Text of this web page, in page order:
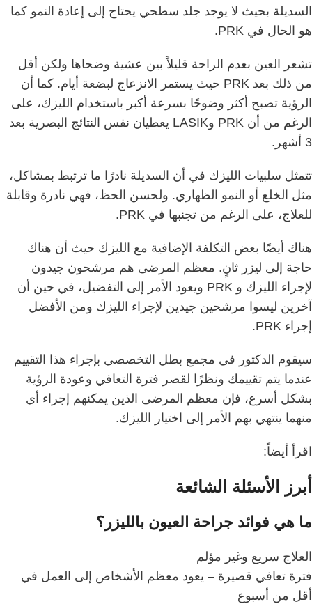
السديلة بحيث لا يوجد جلد سطحي يحتاج إلى إعادة النمو كما
هو الحال في PRK.
تشعر العين بعدم الراحة قليلاً بين عشية وضحاها ولكن أقل
من ذلك بعد PRK حيث يستمر الانزعاج لبضعة أيام.
كما أن
الرؤية تصبح أكثر وضوحًا بسرعة أكبر باستخدام الليزك، على
الرغم من أن PRK وLASIK يعطيان نفس النتائج البصرية بعد
3 أشهر.
تتمثل سلبيات الليزك في أن السديلة نادرًا ما ترتبط بمشاكل،
مثل الخلع أو النمو الظهاري. ولحسن الحظ، فهي نادرة وقابلة
للعلاج، على الرغم من تجنبها في PRK.
هناك أيضًا بعض التكلفة الإضافية مع الليزك حيث أن هناك
حاجة إلى ليزر ثانٍ. معظم المرضى هم مرشحون جيدون
لإجراء الليزك و PRK ويعود الأمر إلى التفضيل، في حين أن
آخرين ليسوا مرشحين جيدين لإجراء الليزك ومن الأفضل
إجراء PRK.
سيقوم الدكتور في مجمع بطل التخصصي بإجراء هذا التقييم
عندما يتم تقييمك ونظرًا لقصر فترة التعافي وعودة الرؤية
بشكل أسرع، فإن معظم المرضى الذين يمكنهم إجراء أي
منهما ينتهي بهم الأمر إلى اختيار الليزك.
اقرأ أيضاً:
أبرز الأسئلة الشائعة
ما هي فوائد جراحة العيون بالليزر؟
العلاج سريع وغير مؤلم
فترة تعافي قصيرة – يعود معظم الأشخاص إلى العمل في
أقل من أسبوع